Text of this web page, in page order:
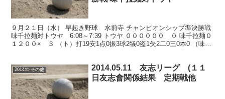
９月２１日（水） 早起き野球 水前寺 チャンピオンシップ準決勝戦
味千拉麺対トウヤ 6:08～7:39 トウヤ ００００００ ０ 味千拉麺０
１２００× ３ （ト）打19安1点0振3球2犠0盗1失2二0三0本0 （味）
2014年-その他
2014.05.11 友志リーグ (１１
日友志會関係結果 定期戦他